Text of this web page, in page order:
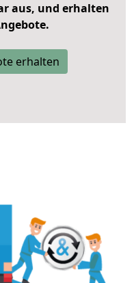
aus, und erhalten
erhalten